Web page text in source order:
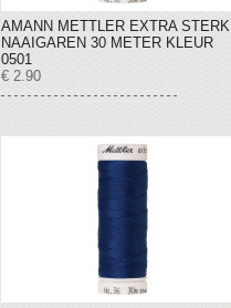
AMANN METTLER EXTRA STERK
NAAIGAREN 30 METER KLEUR
0501
€ 2.90